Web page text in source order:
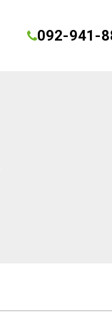
092-941-